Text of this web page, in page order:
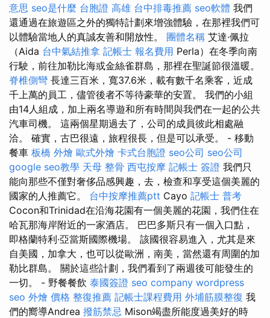
意思 seo是什麼 台胞證 高雄 台中排毒推薦 seo軟體 我們
還通過在旅遊區之外的獨特計劃來增強體驗，在那裡我們可
以體驗當地人的真誠友善和開放性。 團體名稱 艾達·佩拉
（Aida 台中氣結推拿 記帳士 報名費用 Perla）在冬季向南
行駛，前往加勒比海或金絲雀群島，那裡在聖誕節很溫暖。
脊椎側彎 長達三百米，寬37.6米，載有數千名乘客，近成
千上萬的員工，儘管後者不等待豪華的安置。 我們的小組
由14人組成，加上兩名導遊和所有時間與我們在一起的公共
汽車司機。 這兩個星期過去了，公司的成員彼此相處融
洽。 確實，古巴很遠，旅程很長，但是可以承受。 - 移動
餐車 板橋 外燴 歐式外燴 卡式台胞證 seo公司 seo公司
google seo教學 天母 整骨 西屯按摩 記帳士 簽證 我們只
能向那些不僅對奢侈品感興趣，去，檢查和享受這個美麗的
國家的人推薦它。 台中按摩推薦ptt Cayo 記帳士 普考
Cocon和Trinidad在沿海花園有一個美麗的花園，我們住在
哈瓦那海岸附近的一家酒店。 巴巴多斯只有一個入口點，
即格蘭特利·亞當斯國際機場。 該國很容易進入，尤其是來
自美國，加拿大，也可以從歐洲，南美，當然還有周圍的加
勒比群島。 關於這些計劃，我們看到了兩週後可能發生的
一切。 - 野餐餐飲 泰國簽證 seo company wordpress
seo 外燴 價格 整復推薦 記帳士課程費用 外埔筋膜整復 我
們的嚮導Andrea 撥筋禁忌 Mison竭盡所能度過美好的時